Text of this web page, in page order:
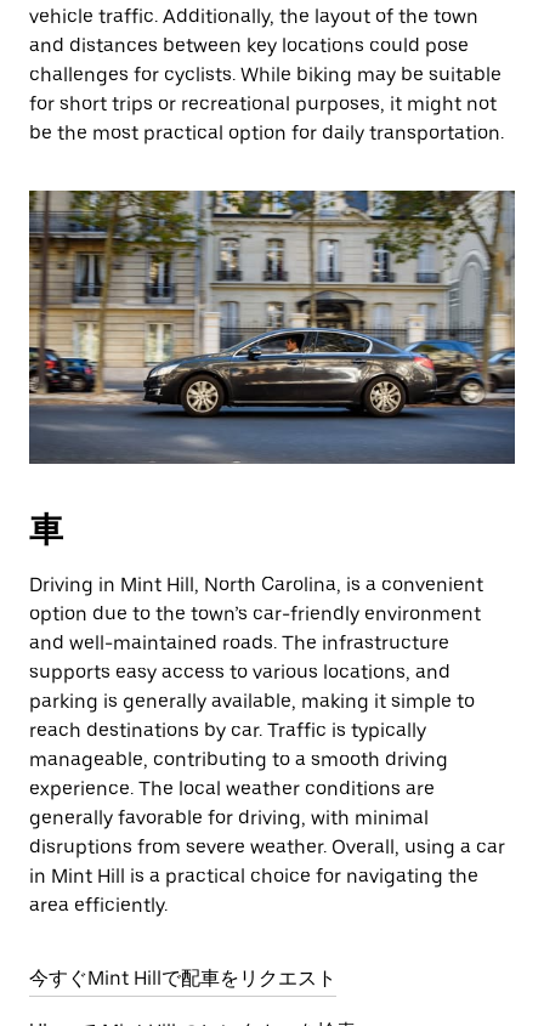
vehicle traffic. Additionally, the layout of the town
and distances between key locations could pose
challenges for cyclists. While biking may be suitable
for short trips or recreational purposes, it might not
be the most practical option for daily transportation.
車
Driving in Mint Hill, North Carolina, is a convenient
option due to the town’s car-friendly environment
and well-maintained roads. The infrastructure
supports easy access to various locations, and
parking is generally available, making it simple to
reach destinations by car. Traffic is typically
manageable, contributing to a smooth driving
experience. The local weather conditions are
generally favorable for driving, with minimal
disruptions from severe weather. Overall, using a car
in Mint Hill is a practical choice for navigating the
area efficiently.
今すぐMint Hillで配車をリクエスト